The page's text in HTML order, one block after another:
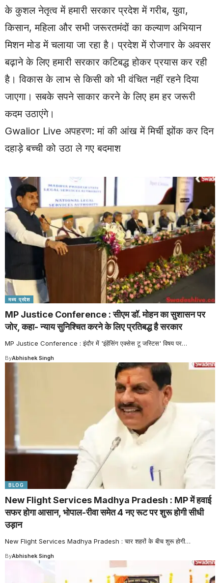
के कुशल नेतृत्व में हमारी सरकार प्रदेश में गरीब, युवा,
किसान, महिला और सभी जरूरतमंदों का कल्याण अभियान
मिशन मोड में चलाया जा रहा है। प्रदेश में रोजगार के अवसर
बढ़ाने के लिए हमारी सरकार कटिबद्ध होकर प्रयास कर रही
है। विकास के लाभ से किसी को भी वंचित नहीं रहने दिया
जाएगा। सबके सपने साकार करने के लिए हम हर जरूरी
कदम उठाएंगे।
Gwalior Live अपहरण: मां की आंख में मिर्ची झोंक कर दिन
दहाड़े बच्ची को उठा ले गए बदमाश
मध्य प्रदेश
MP Justice Conference : सीएम डॉ. मोहन का सुशासन पर
जोर, कहा- न्याय सुनिश्चित करने के लिए प्रतिबद्ध है सरकार
MP Justice Conference : इंदौर में 'इंहेंसिंग एक्सेस टू जस्टिस' विषय पर…
ByAbhishek Singh
BLOG
New Flight Services Madhya Pradesh : MP में हवाई
सफर होगा आसान, भोपाल-रीवा समेत 4 नए रूट पर शुरू होगी सीधी
उड़ान
New Flight Services Madhya Pradesh : चार शहरों के बीच शुरू होगी…
ByAbhishek Singh